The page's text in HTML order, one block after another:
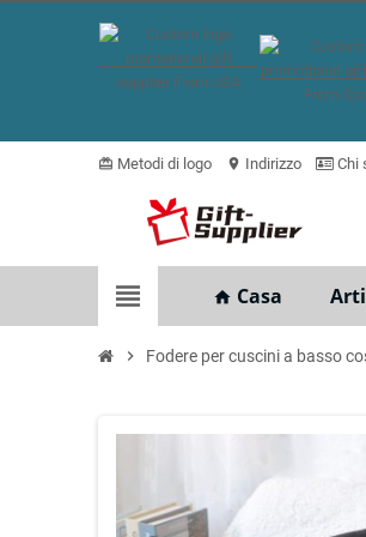
card_giftcard Metodi di logo location_on Indirizzo Chi
view_headline home Casa
chevron_right Fodere per cuscini a basso